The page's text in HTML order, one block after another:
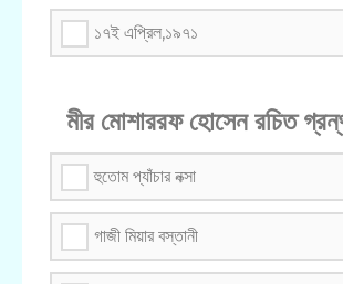
১৭ই এপ্রিল,১৯৭১
মীর মোশাররফ হোসেন রচিত
হুতোম প্যাঁচার নক্সা
গাজী মিয়ার বস্তানী